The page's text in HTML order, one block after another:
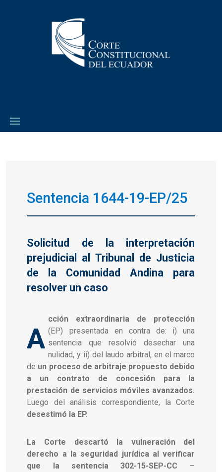
Sentencia 1644-19-EP/25
Solicitud de la interpretación
prejudicial al Tribunal de Justicia
de la Comunidad Andina para
resolver un caso
A
cción extraordinaria de protección
(EP) presentada en contra de: i) una
sentencia que resolvió desechar una
nulidad, y ii) del laudo arbitral, en el marco
de un proceso de arbitraje propuesto debido
a un contrato de concesión para la
prestación de servicios móviles avanzados.
Luego del análisis correspondiente, la Corte
desestimó la EP.
La Corte descartó la vulneración del
derecho a la seguridad jurídica al verificar
que la sentencia 302-15-SEP-CC –